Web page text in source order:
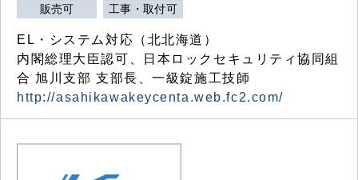
販売可 工事・取付可
EL・システム対応（北北海道）
内閣総理大臣認可、日本ロックセキュリティ協同組
合 旭川支部 支部長、一級錠施工技師
http://asahikawakeycenta.web.fc2.com/